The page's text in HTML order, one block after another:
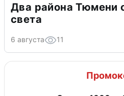
Два района Тюмени
света
6 августа 11